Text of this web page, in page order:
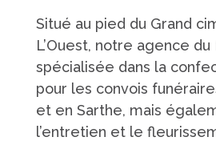
Situé au pied du Grand
L’Ouest, notre agence du
spécialisée dans la
pour les convois
et en Sarthe, mais
l’entretien et le